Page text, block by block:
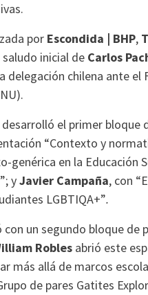
por Escondida | BHP,
inicial de Carlos
delegación chilena ante el
el primer bloque
“Contexto y
genérica en la
yJavier Campaña, con
LGBTIQA+”.
con un segundo bloque
Robles abrió este
más allá de marcos
de pares Gatites